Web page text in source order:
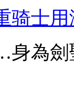
骑士
身為劍